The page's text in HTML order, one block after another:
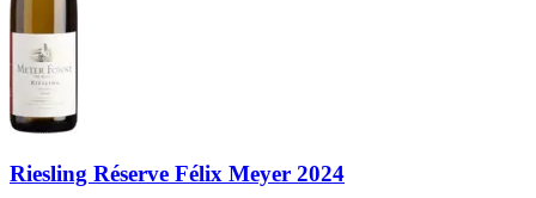
Riesling Réserve Félix Meyer 2024